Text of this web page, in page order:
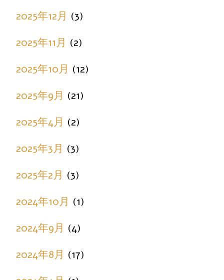
2025年12月 (3)
2025年11月 (2)
2025年10月 (12)
2025年9月 (21)
2025年4月 (2)
2025年3月 (3)
2025年2月 (3)
2024年10月 (1)
2024年9月 (4)
2024年8月 (17)